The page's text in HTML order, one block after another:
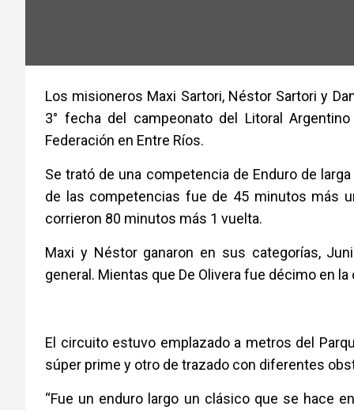
Los misioneros Maxi Sartori, Néstor Sartori y
3° fecha del campeonato del Litoral
Federación en Entre Ríos.
Se trató de una competencia de Enduro de
de las competencias fue de 45 minutos más
corrieron 80 minutos más 1 vuelta.
Maxi y Néstor ganaron en sus categorías,
general. Mientas que De Olivera fue décimo en la
El circuito estuvo emplazado a metros del
súper prime y otro de trazado con diferentes
“Fue un enduro largo un clásico que se hace